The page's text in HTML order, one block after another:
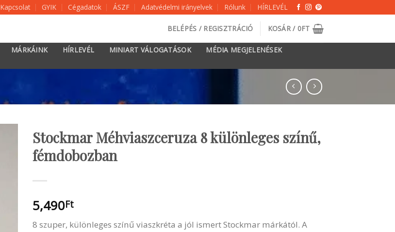
Kapcsolat GYIK Cégadatok ÁSZF Adatvédelmi irányelvek Rólunk HÍRLEVÉL
BELÉPÉS / REGISZTRÁCIÓ KOSÁR / 0FT
MÁRKÁINK HÍRLEVÉL MINIART VÁLOGATÁSOK
MÉDIA MEGJELENÉSEK
Stockmar Méhviaszceruza 8 különleges színű,
fémdobozban
5,490Ft
8 szuper, különleges színű viaszkréta a jól ismert Stockmar márkától. A